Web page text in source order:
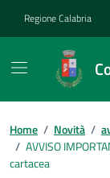
Regione Calabria
Home / Novità /
/ AVVISO
cartacea